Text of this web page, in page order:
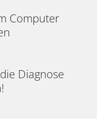
Computer
Diagnose